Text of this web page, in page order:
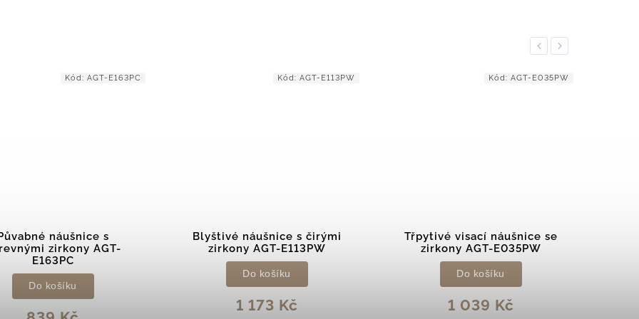
Previous
náušnice s čirými
AGT-E113PW
1 173 Kč
Do košíku
Kód: AGT-E113PW
Třpytivé visací náušnice se
zirkony AGT-E035PW
1 039 Kč
Do košíku
Kód: AGT-E035PW
Stříbrné podélné náušnice s
barevnými zirkony AGT-
E188PC
Do košíku
Kód:AGT-E188PC
Next